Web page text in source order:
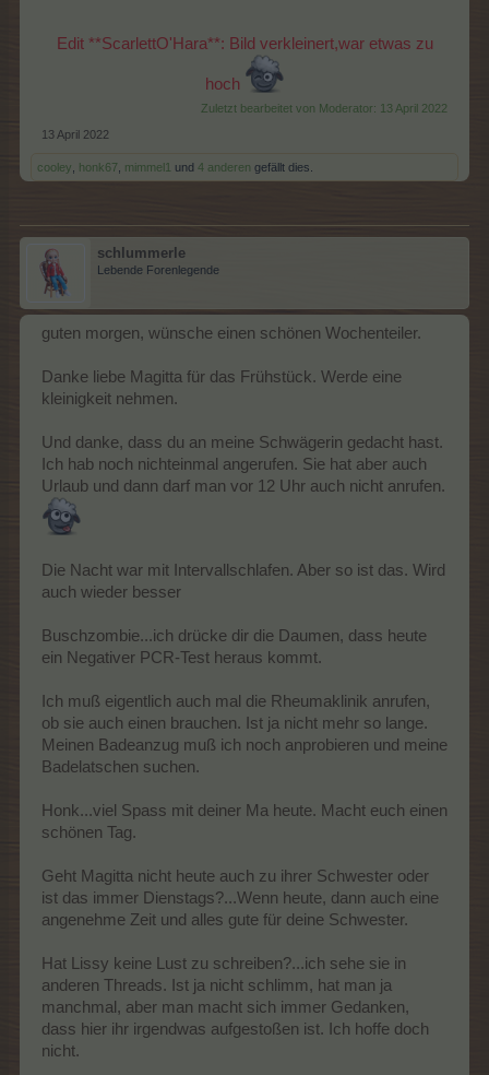
Edit **ScarlettO'Hara**: Bild verkleinert,war etwas zu
hoch
Zuletzt bearbeitet von Moderator: 13 April 2022
13 April 2022
cooley honk67 mimmel1 und 4 anderen gefällt dies.
schlummerle
Lebende Forenlegende
guten morgen, wünsche einen schönen Wochenteiler.
Danke liebe Magitta für das Frühstück. Werde eine
kleinigkeit nehmen.
Und danke, dass du an meine Schwägerin gedacht hast.
Ich hab noch nichteinmal angerufen. Sie hat aber auch
Urlaub und dann darf man vor 12 Uhr auch nicht anrufen.
Die Nacht war mit Intervallschlafen. Aber so ist das. Wird
auch wieder besser
Buschzombie...ich drücke dir die Daumen, dass heute
ein Negativer PCR-Test heraus kommt.
Ich muß eigentlich auch mal die Rheumaklinik anrufen,
ob sie auch einen brauchen. Ist ja nicht mehr so lange.
Meinen Badeanzug muß ich noch anprobieren und meine
Badelatschen suchen.
Honk...viel Spass mit deiner Ma heute. Macht euch einen
schönen Tag.
Geht Magitta nicht heute auch zu ihrer Schwester oder
ist das immer Dienstags?...Wenn heute, dann auch eine
angenehme Zeit und alles gute für deine Schwester.
Hat Lissy keine Lust zu schreiben?...ich sehe sie in
anderen Threads. Ist ja nicht schlimm, hat man ja
manchmal, aber man macht sich immer Gedanken,
dass hier ihr irgendwas aufgestoßen ist. Ich hoffe doch
nicht.